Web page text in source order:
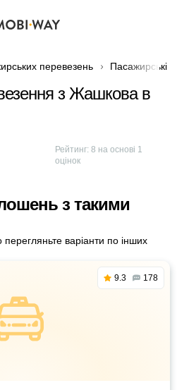
перевезень Пасажирські
з Жашкова в
Рейтинг:8 на основі 1
оцінок
з такими
варіанти по інших
9.3 178